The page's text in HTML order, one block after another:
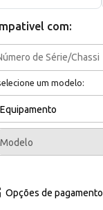
com:
um modelo:
Equipamento
Modelo
Opções de pagamento